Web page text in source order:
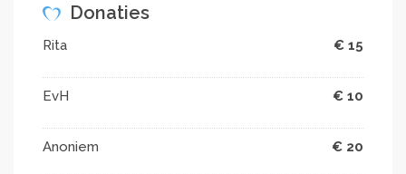
Donaties
Rita € 15
EvH € 10
Anoniem € 20